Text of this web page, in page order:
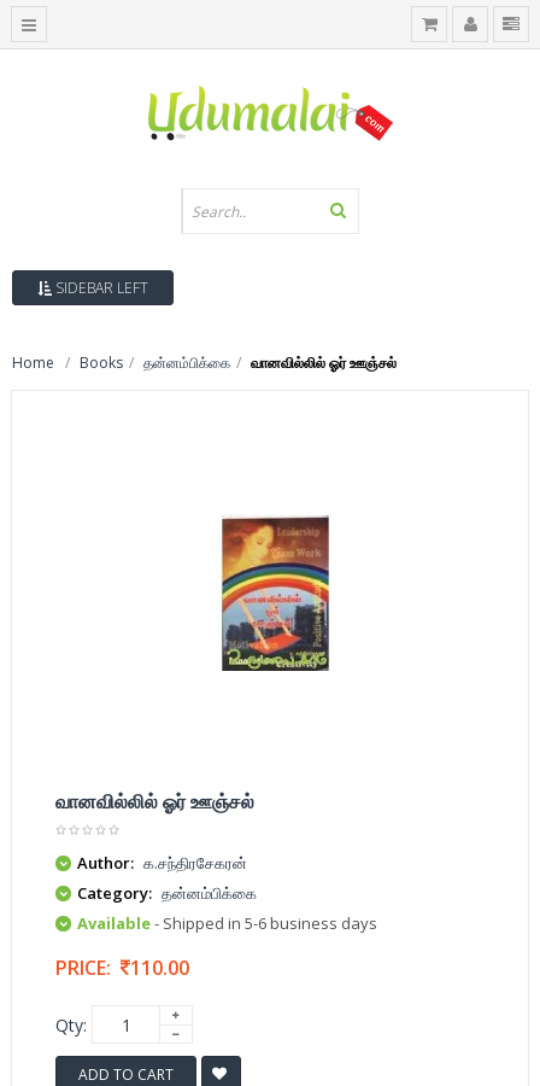
SIDEBAR LEFT
Home Books தன்னம்பிக்கை வானவில்லில் ஓர் ஊஞ்சல்
வானவில்லில் ஓர் ஊஞ்சல்
Author: க.சந்திரசேகரன்
Category: தன்னம்பிக்கை
Available- Shipped in 5-6 business days
PRICE: 110.00
Qty:
ADD TO CART